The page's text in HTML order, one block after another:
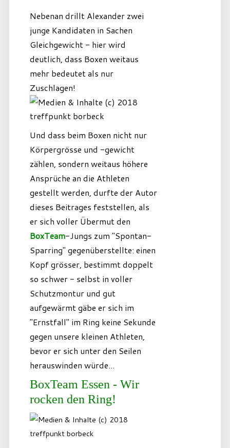
Nebenan drillt Alexander zwei
junge Kandidaten in Sachen
Gleichgewicht - hier wird
deutlich, dass Boxen weitaus
mehr bedeutet als nur
Zuschlagen!
Und dass beim Boxen nicht nur
Körpergrösse und -gewicht
zählen, sondern weitaus höhere
Ansprüche an die Athleten
gestellt werden, durfte der Autor
dieses Beitrages feststellen, als
er sich voller Übermut den
BoxTeam-Jungs zum "Spontan-
Sparring" gegenüberstellte: einen
Kopf grösser, bestimmt doppelt
so schwer - selbst in voller
Schutzmontur und gut
aufgewärmt gäbe er sich im
"Ernstfall" im Ring keine Sekunde
gegen unsere kleinen Athleten,
bevor er sich unter den Seilen
herauswinden würde...
BoxTeam Essen - Wir
rocken den Ring!